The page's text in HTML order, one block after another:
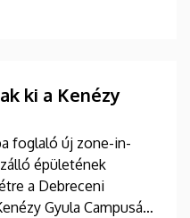
Elnöki Hivatalban.
ki a Kenézy
foglaló új zone-in-
épületének
a Debreceni
Gyula Campusán.